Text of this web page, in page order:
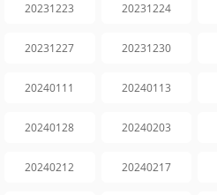
20231223 20231224
20231227 20231230
20240111 20240113
20240128 20240203
20240212 20240217